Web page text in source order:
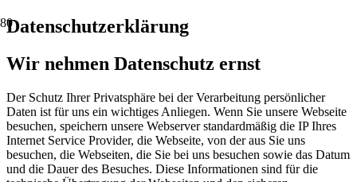
Datenschutz­erklärung
Wir nehmen Datenschutz ernst
Der Schutz Ihrer Privatsphäre bei der Verarbeitung persönlicher
Daten ist für uns ein wichtiges Anliegen. Wenn Sie unsere Webseite
besuchen, speichern unsere Webserver standardmäßig die IP Ihres
Internet Service Provider, die Webseite, von der aus Sie uns
besuchen, die Webseiten, die Sie bei uns besuchen sowie das Datum
und die Dauer des Besuches. Diese Informationen sind für die